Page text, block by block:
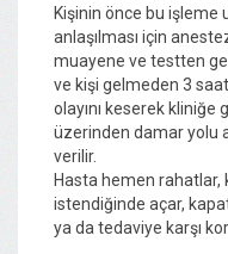
Kişinin önce bu işleme
anlaşılması için
muayene ve testten
ve kişi gelmeden 3
olayını keserek kliniğe
üzerinden damar yolu
verilir.
Hasta hemen rahatlar,
istendiğinde açar,
ya da tedaviye karşı